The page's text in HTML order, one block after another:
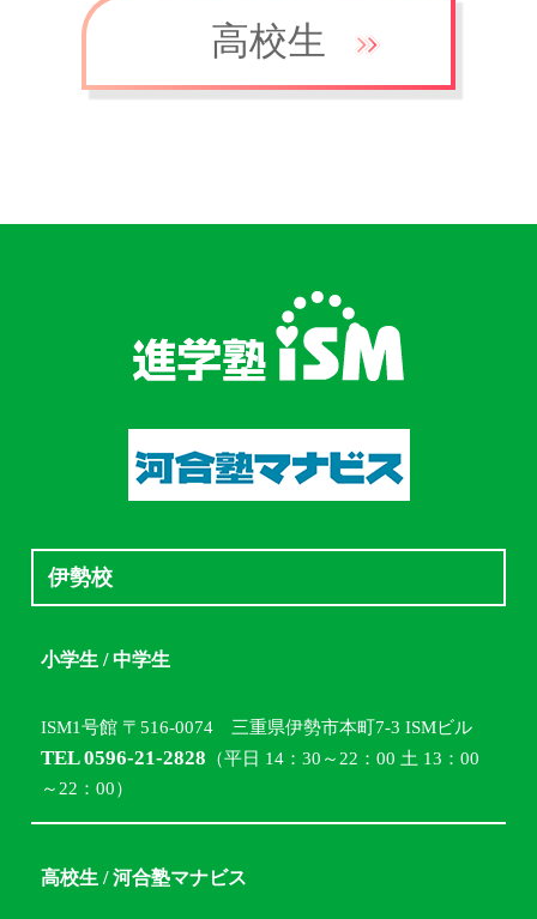
高校生
伊勢校
小学生 / 中学生
ISM1号館 〒516-0074 三重県伊勢市本町7-3 ISMビル
TEL 0596-21-2828 （平日 14：30～22：00 土 13：00
～22：00）
高校生 / 河合塾マナビス